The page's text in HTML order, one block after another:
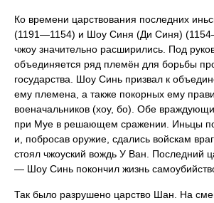
Ко времени царствования последних
(1191—1154) и Шоу Синя (Ди Синя)
чжоу значительно расширились. Под
объединяется ряд племён для борьбы
государства. Шоу Синь призвал к
ему племена, а также покорных ему
военачальников (хоу, бо). Обе
при Муе в решающем сражении. Иньцы
и, побросав оружие, сдались войскам
стоял чжоуский вождь У Ван. Последний
— Шоу Синь покончил жизнь
Так было разрушено царство Шан. На